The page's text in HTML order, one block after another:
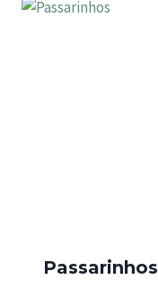
Passarinhos